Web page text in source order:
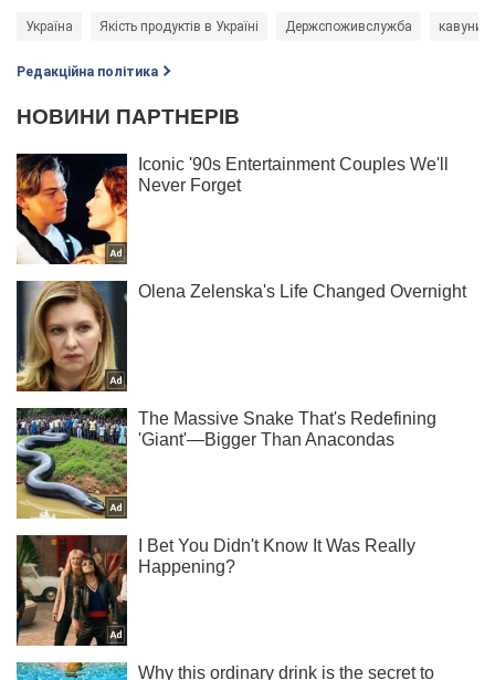
Україна Якість продуктів в Україні Держспоживслужба кавуни
Редакційна політика